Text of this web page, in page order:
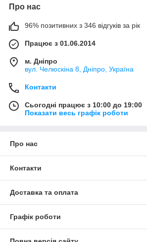
Про нас
96% позитивних з 346 відгуків за рік
Працює з 01.06.2014
м. Дніпро
вул. Челюскіна 8, Дніпро, Україна
Контакти
Сьогодні працює з 10:00 до 19:00
Показати весь графік роботи
Про нас
Контакти
Доставка та оплата
Графік роботи